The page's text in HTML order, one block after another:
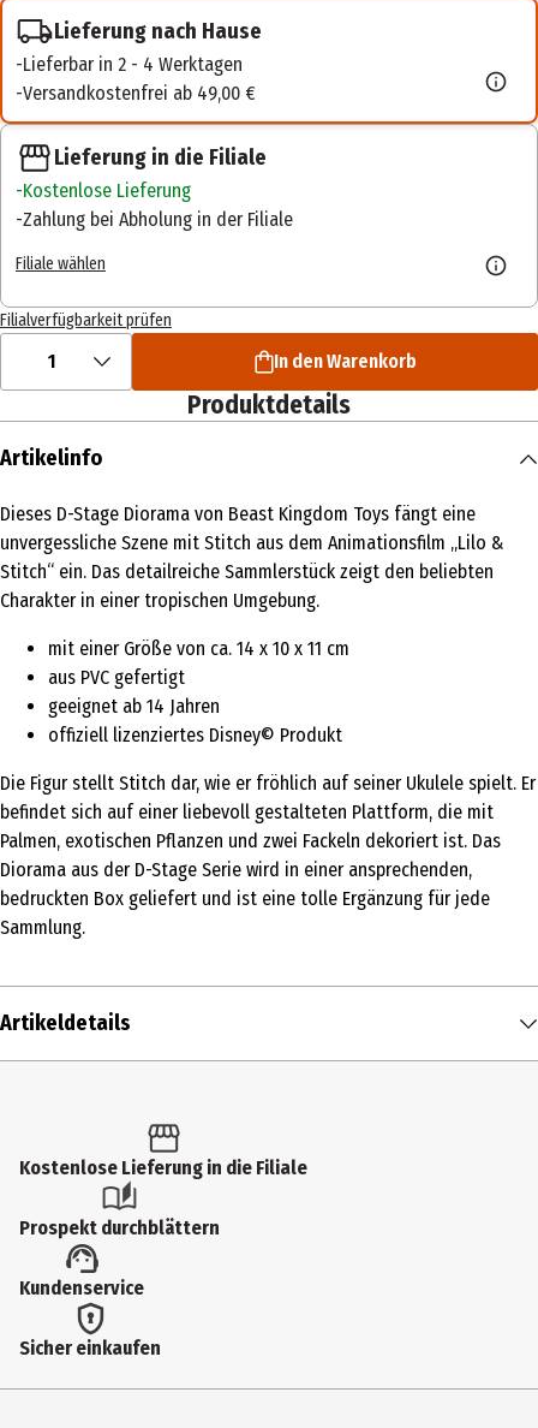
Lieferung nach Hause
Lieferbar in 2 - 4 Werktagen
Versandkostenfrei ab 49,00 €
Lieferung in die Filiale
Kostenlose Lieferung
Zahlung bei Abholung in der Filiale
Filiale wählen
Filialverfügbarkeit prüfen
1 In den Warenkorb
Produktdetails
Artikelinfo
Dieses D-Stage Diorama von Beast Kingdom Toys fängt eine
unvergessliche Szene mit Stitch aus dem Animationsfilm „Lilo &
Stitch“ ein. Das detailreiche Sammlerstück zeigt den beliebten
Charakter in einer tropischen Umgebung.
mit einer Größe von ca. 14 x 10 x 11 cm
aus PVC gefertigt
geeignet ab 14 Jahren
offiziell lizenziertes Disney© Produkt
Die Figur stellt Stitch dar, wie er fröhlich auf seiner Ukulele spielt. Er
befindet sich auf einer liebevoll gestalteten Plattform, die mit
Palmen, exotischen Pflanzen und zwei Fackeln dekoriert ist. Das
Diorama aus der D-Stage Serie wird in einer ansprechenden,
bedruckten Box geliefert und ist eine tolle Ergänzung für jede
Sammlung.
Artikeldetails
Produkttyp
Spiel- & Sammelfiguren
Altersempfehlung ab
14 Jahre
Artikelnummer des Herstellers
Kostenlose Lieferung in die Filiale
Prospekt durchblättern
Kundenservice
Sicher einkaufen